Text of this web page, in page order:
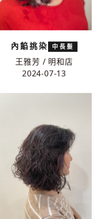
內餡挑染 中長髮
王雅芳 / 明和店